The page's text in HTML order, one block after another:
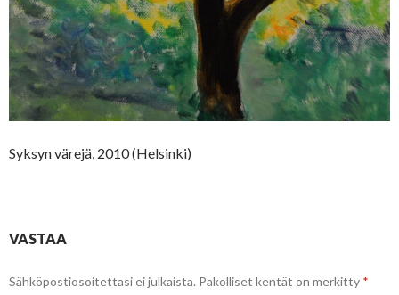
Syksyn värejä, 2010 (Helsinki)
VASTAA
Sähköpostiosoitettasi ei julkaista. Pakolliset kentät on merkitty *